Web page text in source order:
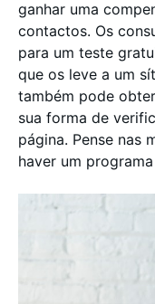
ganhar uma
contactos. Os
para um teste
que os leve a um
também pode
sua forma de
página. Pense nas
haver um